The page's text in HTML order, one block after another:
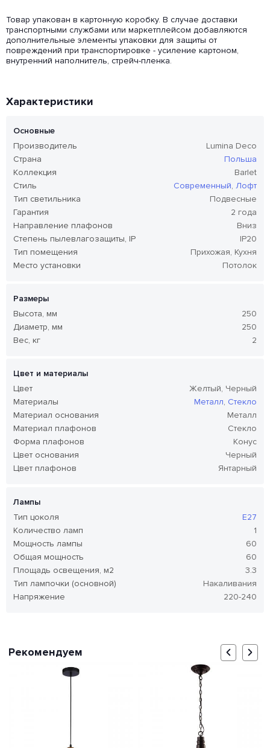
Товар упакован в картонную коробку. В случае доставки
транспортными службами или маркетплейсом добавляются
дополнительные элементы упаковки для защиты от
повреждений при транспортировке - усиление картоном,
внутренний наполнитель, стрейч-пленка.
Характеристики
Основные
Производитель
Lumina Deco
Страна
Польша
Коллекция
Barlet
Стиль
Современный, Лофт
Тип светильника
Подвесные
Гарантия
2 года
Направление плафонов
Вниз
Степень пылевлагозащиты, IP
IP20
Тип помещения
Прихожая, Кухня
Место установки
Потолок
Размеры
Высота, мм
250
Диаметр, мм
250
Вес, кг
2
Цвет и материалы
Цвет
Желтый, Черный
Материалы
Металл, Стекло
Материал основания
Металл
Материал плафонов
Стекло
Форма плафонов
Конус
Цвет основания
Черный
Цвет плафонов
Янтарный
Лампы
Тип цоколя
E27
Количество ламп
1
Мощность лампы
60
Общая мощность
60
Площадь освещения, м2
3.3
Тип лампочки (основной)
Накаливания
Напряжение
220-240
Рекомендуем